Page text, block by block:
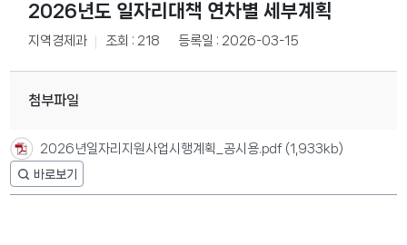
2026년도 일자리대책 연차별 세부계획
지역경제과 조회 : 218 등록일 : 2026-03-15
첨부파일
2026년일자리지원사업시행계획_공시용.pdf (1,933kb)